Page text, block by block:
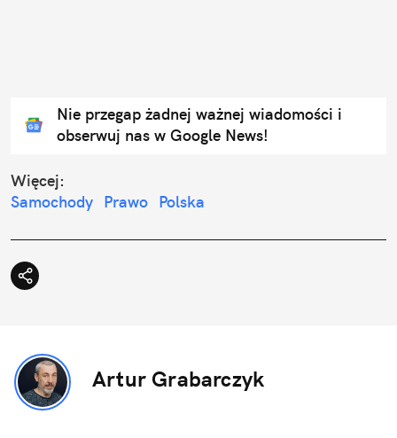
Nie przegap żadnej ważnej wiadomości i
obserwuj nas w Google News!
Więcej:
Samochody Prawo Polska
Artur Grabarczyk